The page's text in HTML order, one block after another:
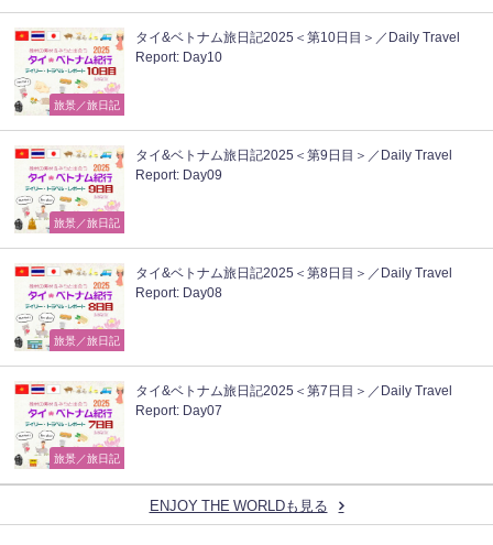
旅景／旅日記
タイ&ベトナム旅日記2025＜第10日目＞／Daily Travel
Report: Day10
旅景／旅日記
タイ&ベトナム旅日記2025＜第9日目＞／Daily Travel
Report: Day09
旅景／旅日記
タイ&ベトナム旅日記2025＜第8日目＞／Daily Travel
Report: Day08
旅景／旅日記
タイ&ベトナム旅日記2025＜第7日目＞／Daily Travel
Report: Day07
ENJOY THE WORLDも見る